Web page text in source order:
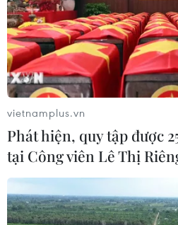
trong một gia đình cấp
vietnamplus.vn
Phát hiện, quy tập được
tại Công viên Lê Thị